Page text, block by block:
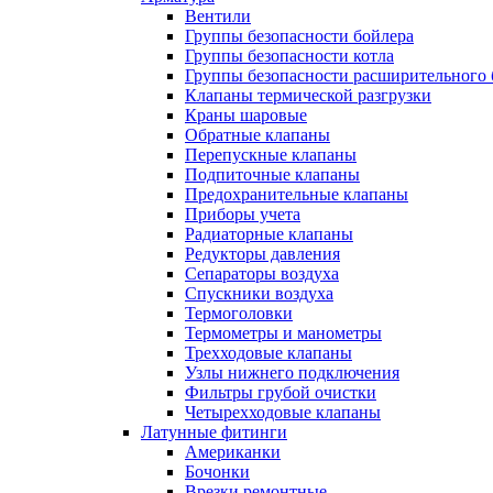
Вентили
Группы безопасности бойлера
Группы безопасности котла
Группы безопасности расширительного
Клапаны термической разгрузки
Краны шаровые
Обратные клапаны
Перепускные клапаны
Подпиточные клапаны
Предохранительные клапаны
Приборы учета
Радиаторные клапаны
Редукторы давления
Сепараторы воздуха
Спускники воздуха
Термоголовки
Термометры и манометры
Трехходовые клапаны
Узлы нижнего подключения
Фильтры грубой очистки
Четырехходовые клапаны
Латунные фитинги
Американки
Бочонки